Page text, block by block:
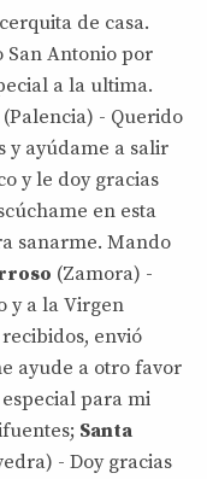
de casa.
San Antonio por
a la ultima.
(Palencia) - Querido
y ayúdame a salir
y le doy gracias
en esta
sanarme. Mando
(Zamora) -
y a la Virgen
envió
ayude a otro favor
para mi
Santa
- Doy gracias